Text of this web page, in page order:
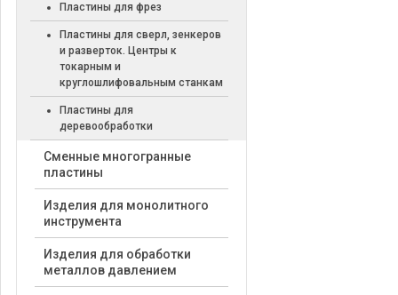
Пластины для фрез
Пластины для сверл, зенкеров
и разверток. Центры к
токарным и
круглошлифовальным станкам
Пластины для
деревообработки
Cменные многогранные
пластины
Изделия для монолитного
инструмента
Изделия для обработки
металлов давлением